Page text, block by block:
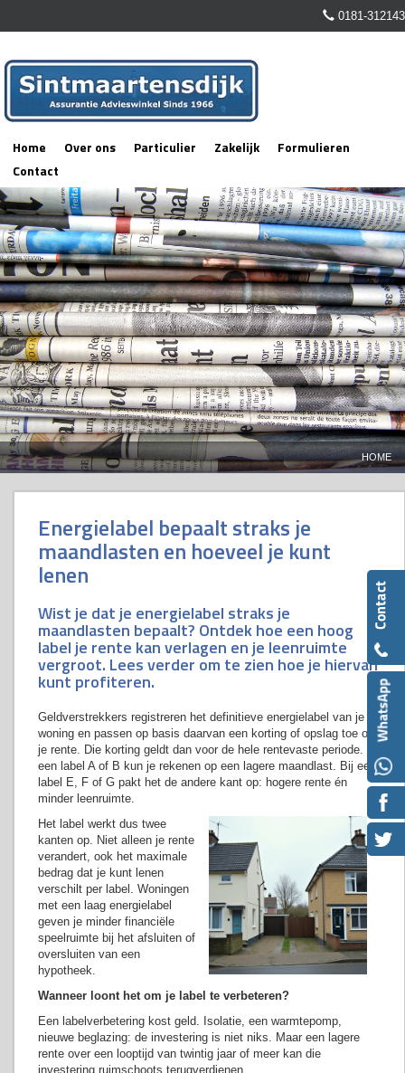
0181-312143
Home Over ons Particulier Zakelijk
Formulieren
Contact
HOME
Energielabel bepaalt straks je
maandlasten en hoeveel je kunt
lenen
Wist je dat je energielabel straks je
maandlasten bepaalt? Ontdek hoe een hoog
label je rente kan verlagen en je leenruimte
vergroot. Lees verder om te zien hoe je hiervan
kunt profiteren.
Geldverstrekkers registreren het definitieve energielabel van je
woning en passen op basis daarvan een korting of opslag toe op
je rente. Die korting geldt dan voor de hele rentevaste periode. Bij
een label A of B kun je rekenen op een lagere maandlast. Bij een
label E, F of G pakt het de andere kant op: hogere rente én
minder leenruimte.
Het label werkt dus twee
kanten op. Niet alleen je rente
verandert, ook het maximale
bedrag dat je kunt lenen
verschilt per label. Woningen
met een laag energielabel
geven je minder financiële
speelruimte bij het afsluiten of
oversluiten van een
hypotheek.
Wanneer loont het om je label te verbeteren?
Een labelverbetering kost geld. Isolatie, een warmtepomp,
nieuwe beglazing: de investering is niet niks. Maar een lagere
rente over een looptijd van twintig jaar of meer kan die
investering ruimschoots terugverdienen.